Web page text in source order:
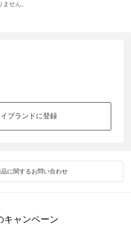
せん。
ブランドに登録
品に関するお問い合わせ
キャンペーン